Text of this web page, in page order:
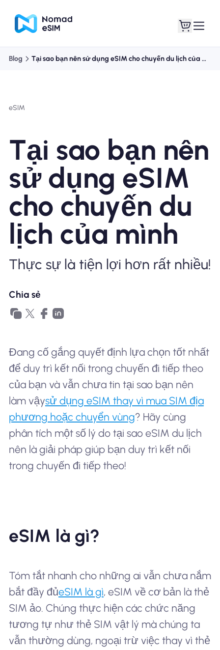
Kế hoạch mua sắm
Giới thiệu về eSIM
Tại sao eSIM Nomad
Blog Tại sao bạn nên sử dụng eSIM cho chuyến du lịch của mình
eSIM
Tại sao bạn nên
sử dụng eSIM
cho chuyến du
lịch của mình
Thực sự là tiện lợi hơn rất nhiều!
Chia sẻ
Đang cố gắng quyết định lựa chọn tốt nhất
để duy trì kết nối trong chuyến đi tiếp theo
của bạn và vẫn chưa tin tại sao bạn nên
làm vậysử dụng eSIM thay vì mua SIM địa
phương hoặc chuyển vùng? Hãy cùng
phân tích một số lý do tại sao eSIM du lịch
nên là giải pháp giúp bạn duy trì kết nối
trong chuyến đi tiếp theo!
eSIM là gì?
Tóm tắt nhanh cho những ai vẫn chưa nắm
bắt đầy đủeSIM là gì, eSIM về cơ bản là thẻ
SIM ảo. Chúng thực hiện các chức năng
tương tự như thẻ SIM vật lý mà chúng ta
vẫn thường dùng, ngoại trừ việc thay vì thẻ